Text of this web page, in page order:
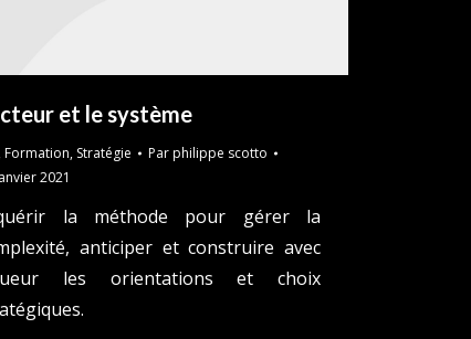
et le système
Formation, Stratégie Par philippe scotto
2021
la méthode pour gérer la
anticiper et construire avec
les orientations et choix